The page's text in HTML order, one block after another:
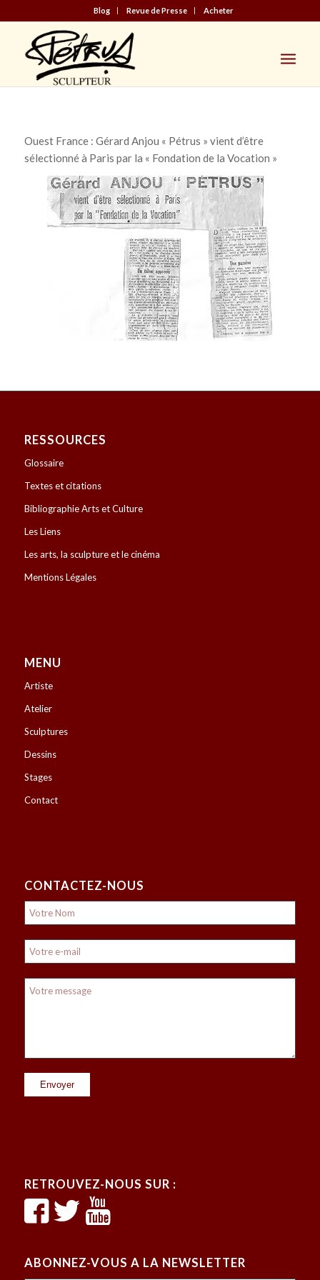
Blog Revue de Presse Acheter
Ouest France : Gérard Anjou « Pétrus » vient d’être
sélectionné à Paris par la « Fondation de la Vocation »
RESSOURCES
Glossaire
Textes et citations
Bibliographie Arts et Culture
Les Liens
Les arts, la sculpture et le cinéma
Mentions Légales
MENU
Artiste
Atelier
Sculptures
Dessins
Stages
Contact
CONTACTEZ-NOUS
RETROUVEZ-NOUS SUR :
ABONNEZ-VOUS A LA NEWSLETTER